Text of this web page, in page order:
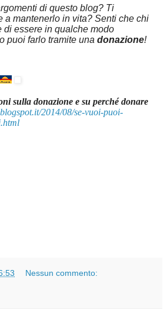
di questo blog? Ti
a mantenerlo in vita? Senti che chi
di essere in qualche modo
puoi farlo tramite una donazione!
sulla donazione e su perché donare
2014/08/se-vuoi-puoi-
Nessun commento: